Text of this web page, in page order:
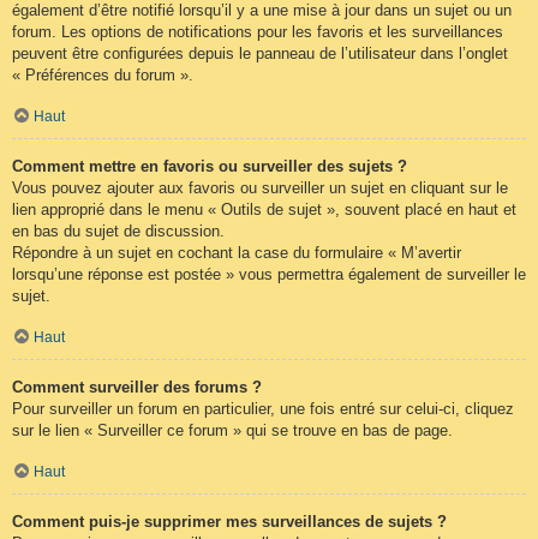
également d’être notifié lorsqu’il y a une mise à jour dans un sujet ou un
forum. Les options de notifications pour les favoris et les surveillances
peuvent être configurées depuis le panneau de l’utilisateur dans l’onglet
« Préférences du forum ».
Haut
Comment mettre en favoris ou surveiller des sujets ?
Vous pouvez ajouter aux favoris ou surveiller un sujet en cliquant sur le
lien approprié dans le menu « Outils de sujet », souvent placé en haut et
en bas du sujet de discussion.
Répondre à un sujet en cochant la case du formulaire « M’avertir
lorsqu’une réponse est postée » vous permettra également de surveiller le
sujet.
Haut
Comment surveiller des forums ?
Pour surveiller un forum en particulier, une fois entré sur celui-ci, cliquez
sur le lien « Surveiller ce forum » qui se trouve en bas de page.
Haut
Comment puis-je supprimer mes surveillances de sujets ?